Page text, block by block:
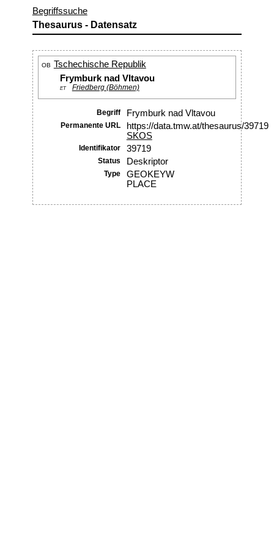
Begriffssuche
Thesaurus - Datensatz
OB Tschechische Republik
Frymburk nad Vltavou
ET Friedberg (Böhmen)
Begriff Frymburk nad Vltavou
Permanente URL
https://data.tmw.at/thesaurus/39719
SKOS
Identifikator 39719
Status Deskriptor
Type
GEOKEYW
PLACE